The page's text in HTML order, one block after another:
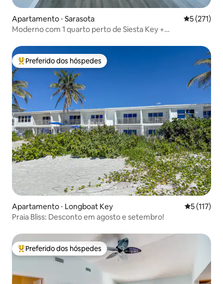
Apartamento ⋅ Sarasota 5 de uma
5 (271)
Moderno com 1 quarto perto de Siesta Key +
Entre os melhores preferidos dos hóspedes
Preferido dos hóspedes
Apartamento ⋅ Longboat Key 5 de uma
5 (117)
Praia Bliss: Desconto em agosto e setembro!
Entre os melhores preferidos dos hóspedes
Preferido dos hóspedes